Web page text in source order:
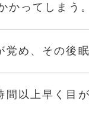
かってしまう。
め、その後眠
間以上早く目